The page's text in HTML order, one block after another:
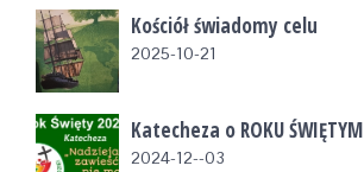
Kościół świadomy celu
2025-10-21
Katecheza o ROKU ŚWIĘTYM
2024-12--03